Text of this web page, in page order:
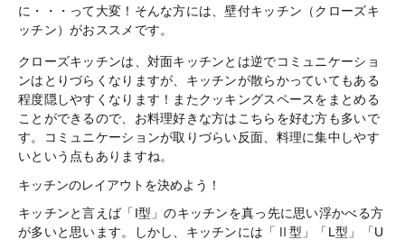
に・・・って大変！そんな方には、壁付キッチン（クローズキ
ッチン）がおススメです。
クローズキッチンは、対面キッチンとは逆でコミュニケーショ
ンはとりづらくなりますが、キッチンが散らかっていてもある
程度隠しやすくなります！またクッキングスペースをまとめる
ことができるので、お料理好きな方はこちらを好む方も多いで
す。コミュニケーションが取りづらい反面、料理に集中しやす
いという点もありますね。
キッチンのレイアウトを決めよう！
キッチンと言えば「I型」のキッチンを真っ先に思い浮かべる方
が多いと思います。しかし、キッチンには「Ⅱ型」「L型」「U